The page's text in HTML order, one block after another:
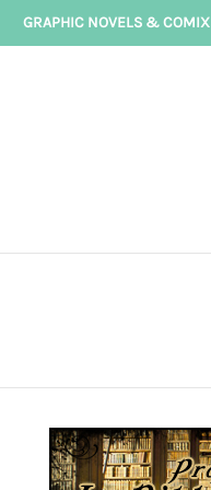
GRAPHIC NOVELS & COMIX